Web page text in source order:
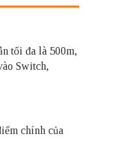
tối đa là 500m,
Switch,
chính của